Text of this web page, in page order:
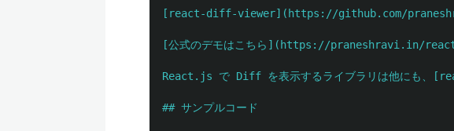
[react-diff-viewer](https://github.com/praneshr/
[公式のデモはこちら](https://praneshravi.in/
React.js で Diff を表示するライブラリは他にも
## サンプルコード